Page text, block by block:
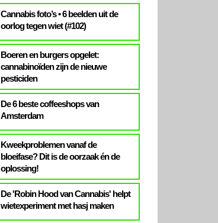
Cannabis foto’s • 6 beelden uit de
oorlog tegen wiet (#102)
Boeren en burgers opgelet:
cannabinoïden zijn de nieuwe
pesticiden
De 6 beste coffeeshops van
Amsterdam
Kweekproblemen vanaf de
bloeifase? Dit is de oorzaak én de
oplossing!
De 'Robin Hood van Cannabis' helpt
wietexperiment met hasj maken